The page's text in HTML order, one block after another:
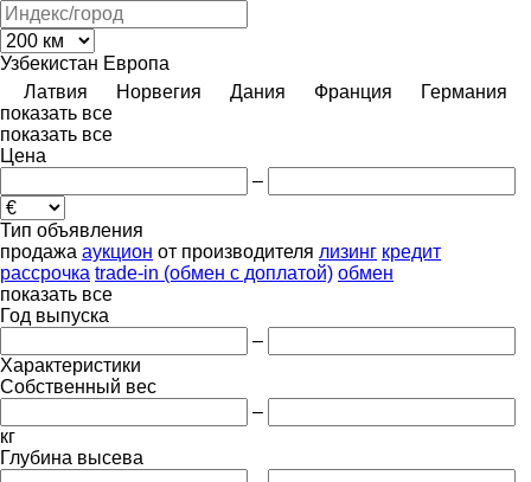
Узбекистан Европа
Латвия
Норвегия Дания Франция
Германия
показать все
показать все
Цена
–
Тип объявления
продажа аукцион от производителя лизинг кредит
рассрочка trade-in (обмен с доплатой) обмен
показать все
Год выпуска
–
Характеристики
Собственный вес
–
кг
Глубина высева